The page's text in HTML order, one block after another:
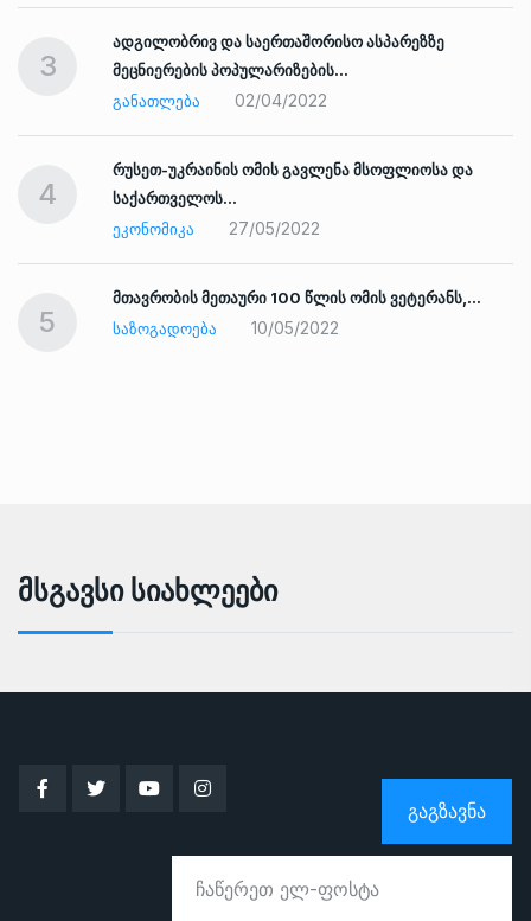
3
ადგილობრივ და საერთაშორისო ასპარეზზე
მეცნიერების პოპულარიზების…
ᲒᲐᲜᲐᲗᲚᲔᲑᲐ
02/04/2022
4
რუსეთ-უკრაინის ომის გავლენა მსოფლიოსა და
საქართველოს…
ᲔᲙᲝᲜᲝᲛᲘᲙᲐ
27/05/2022
5
მთავრობის მეთაური 100 წლის ომის ვეტერანს,…
ᲡᲐᲖᲝᲒᲐᲓᲝᲔᲑᲐ
10/05/2022
Მსგავსი Სიახლეები
ᲒᲐᲒᲖᲐᲕᲜᲐ